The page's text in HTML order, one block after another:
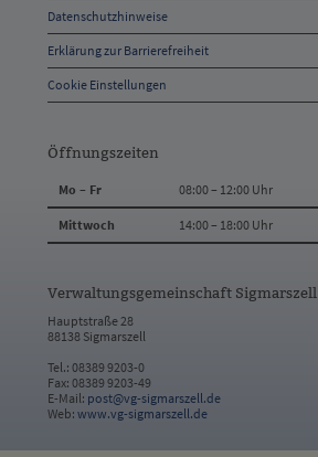
Datenschutzhinweise
Erklärung zur Barrierefreiheit
Cookie Einstellungen
Öffnungszeiten
Mo – Fr 08:00 – 12:00 Uhr
Mittwoch 14:00 – 18:00 Uhr
Verwaltungsgemeinschaft Sigmarszell
Hauptstraße 28
88138 Sigmarszell
Tel.: 08389 9203-0
Fax: 08389 9203-49
E-Mail: post@vg-sigmarszell.de
Web:www.vg-sigmarszell.de